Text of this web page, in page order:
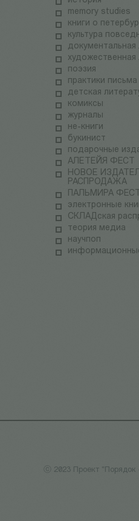
memory studies
книги о
культура
документальная
художественная
поэзия
практики письма
детская
комиксы
журналы
не-книги
букинист
подарочные
АЛЕТЕЙЯ ФЕСТ
НОВОЕ
РАСПРОДАЖА
ПАЛЬМИРА ФЕСТ
электронные
СКЛАДская
теория медиа
научпоп
ⓒ 2023 Проект "Порядок